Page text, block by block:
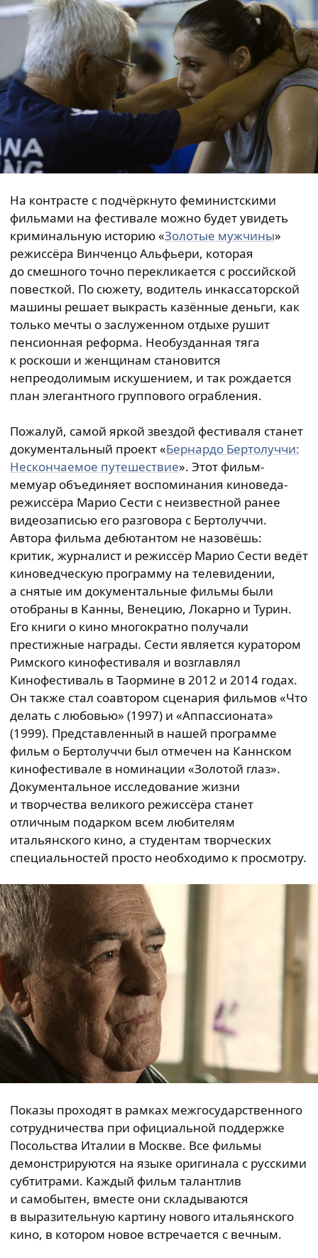
На контрасте с подчёркнуто феминистскими
фильмами на фестивале можно будет увидеть
криминальную историю «Золотые мужчины»
режиссёра Винченцо Альфьери, которая
до смешного точно перекликается с российской
повесткой. По сюжету, водитель инкассаторской
машины решает выкрасть казённые деньги, как
только мечты о заслуженном отдыхе рушит
пенсионная реформа. Необузданная тяга
к роскоши и женщинам становится
непреодолимым искушением, и так рождается
план элегантного группового ограбления.
Пожалуй, самой яркой звездой фестиваля станет
документальный проект «Бернардо Бертолуччи:
Нескончаемое путешествие». Этот фильм-
мемуар объединяет воспоминания киноведа-
режиссёра Марио Сести с неизвестной ранее
видеозаписью его разговора с Бертолуччи.
Автора фильма дебютантом не назовёшь:
критик, журналист и режиссёр Марио Сести ведёт
киноведческую программу на телевидении,
а снятые им документальные фильмы были
отобраны в Канны, Венецию, Локарно и Турин.
Его книги о кино многократно получали
престижные награды. Сести является куратором
Римского кинофестиваля и возглавлял
Кинофестиваль в Таормине в 2012 и 2014 годах.
Он также стал соавтором сценария фильмов «Что
делать с любовью» (1997) и «Аппассионата»
(1999). Представленный в нашей программе
фильм о Бертолуччи был отмечен на Каннском
кинофестивале в номинации «Золотой глаз».
Документальное исследование жизни
и творчества великого режиссёра станет
отличным подарком всем любителям
итальянского кино, а студентам творческих
специальностей просто необходимо к просмотру.
Показы проходят в рамках межгосударственного
сотрудничества при официальной поддержке
Посольства Италии в Москве. Все фильмы
демонстрируются на языке оригинала с русскими
субтитрами. Каждый фильм талантлив
и самобытен, вместе они складываются
в выразительную картину нового итальянского
кино, в котором новое встречается с вечным.